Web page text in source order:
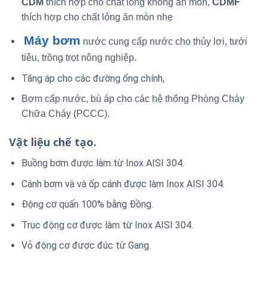
CDM thích hợp cho chất lỏng không ăn mòn, CDMF
thích hợp cho chất lỏng ăn mòn nhẹ
Máy bơm nước cung cấp nước cho thủy lợi, tưới
tiêu, trồng trọt nông nghiệp.
Tăng áp cho các đường ống chính,
Bơm cấp nước, bù áp cho các hệ thống Phòng Cháy
Chữa Cháy (PCCC).
Vật liệu chế tạo.
Buồng bơm được làm từ Inox AISI 304.
Cánh bơm và và ốp cánh được làm Inox AISI 304.
Động cơ quấn 100% bằng Đồng.
Trục động cơ được làm từ Inox AISI 304.
Vỏ động cơ được đúc từ Gang.